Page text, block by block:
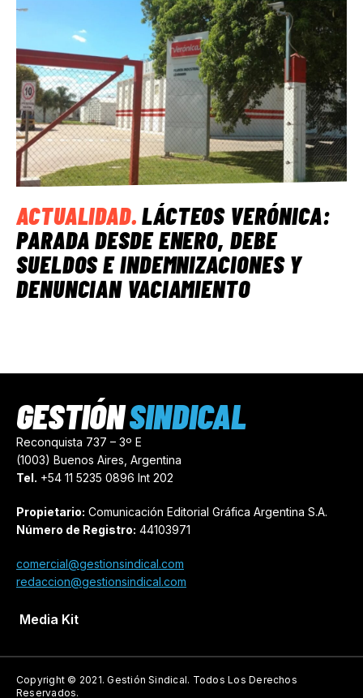
ACTUALIDAD.LÁCTEOS VERÓNICA:
PARADA DESDE ENERO, DEBE
SUELDOS E INDEMNIZACIONES Y
DENUNCIAN VACIAMIENTO
Reconquista 737 – 3º E
(1003) Buenos Aires, Argentina
Tel. +54 11 5235 0896 Int 202
Propietario: Comunicación Editorial Gráfica Argentina S.A.
Número de Registro: 44103971
comercial@gestionsindical.com
redaccion@gestionsindical.com
Media Kit
GESTIÓNSINDICAL
Copyright © 2021.Gestión Sindical. Todos Los Derechos
Reservados.